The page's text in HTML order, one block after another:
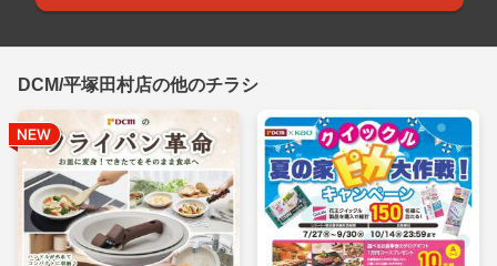
DCM/平塚田村店の他のチラシ